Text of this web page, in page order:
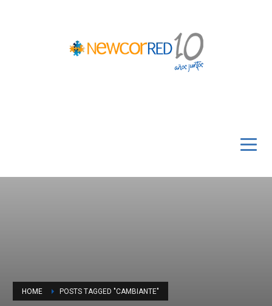
HOME POSTS TAGGED "CAMBIANTE"